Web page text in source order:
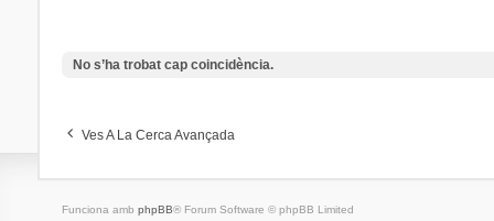
No s’ha trobat cap coincidència.
Ves A La Cerca Avançada
Funciona amb phpBB® Forum Software © phpBB Limited